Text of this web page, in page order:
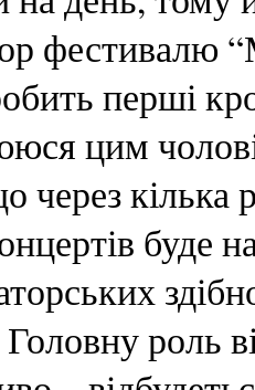
фестивалю
перші
цим
через кілька
буде
роль